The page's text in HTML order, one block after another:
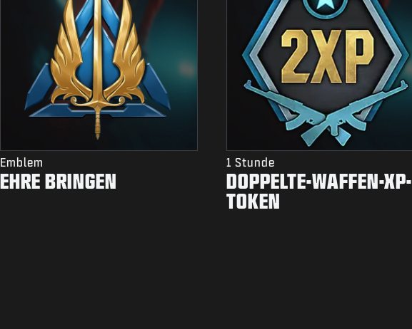
Emblem
EHRE BRINGEN
1 Stunde
DOPPELTE-WAFFEN-XP-
TOKEN